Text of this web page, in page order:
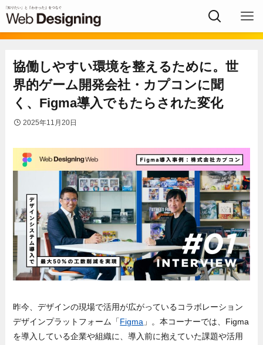
協働しやすい環境を整えるために。世
界的ゲーム開発会社・カプコンに聞
く、Figma導入でもたらされた変化
2025年11月20日
昨今、デザインの現場で活用が広がっているコラボレーション
デザインプラットフォーム「Figma 」。本コーナーでは、Figma
を導入している企業や組織に、導入前に抱えていた課題や活用